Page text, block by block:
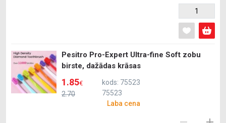
Pesitro Pro-Expert Ultra-fine Soft zobu
birste, dažādas krāsas
2.70
1.85€
kods: 75523
75523
Laba cena